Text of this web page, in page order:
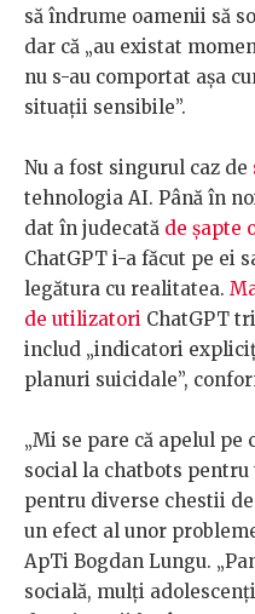
să îndrume oamenii să
dar că „au existat
nu s-au comportat așa
situații sensibile”.
Nu a fost singurul caz de
tehnologia AI. Până în
dat în judecată de șapte
ChatGPT i-a făcut pe ei
legătura cu realitatea.
de utilizatori ChatGPT
includ „indicatori
planuri suicidale”,
„Mi se pare că apelul
social la chatbots
pentru diverse chestii
un efect al unor
ApTi Bogdan Lungu.
socială, mulți